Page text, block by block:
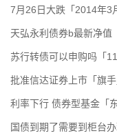
7月26日大跌「2014年3
天弘永利债券b最新净值
苏行转债可以申购吗「
批准信达证券上市「旗手
利率下行 债券型基金「
国债到期了需要到柜台